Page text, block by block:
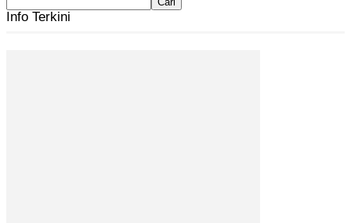
Info Terkini